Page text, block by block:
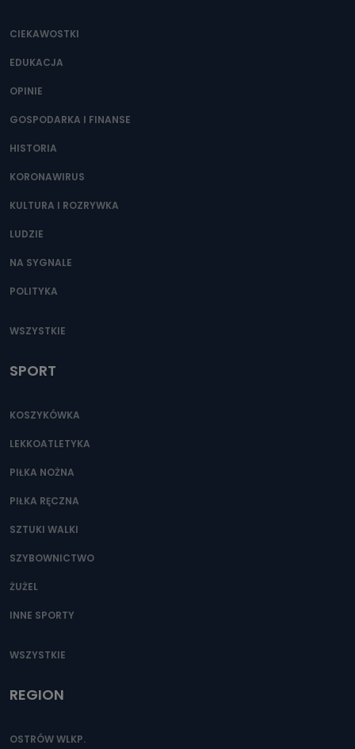
CIEKAWOSTKI
EDUKACJA
OPINIE
GOSPODARKA I FINANSE
HISTORIA
KORONAWIRUS
KULTURA I ROZRYWKA
LUDZIE
NA SYGNALE
POLITYKA
WSZYSTKIE
SPORT
KOSZYKÓWKA
LEKKOATLETYKA
PIŁKA NOŻNA
PIŁKA RĘCZNA
SZTUKI WALKI
SZYBOWNICTWO
ŻUŻEL
INNE SPORTY
WSZYSTKIE
REGION
OSTRÓW WLKP.